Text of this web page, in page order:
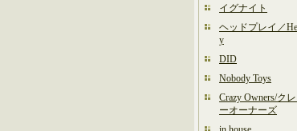
イグナイト
ヘッドプレイ／
y
DID
Nobody Toys
Crazy Owners/ク
ーオーナーズ